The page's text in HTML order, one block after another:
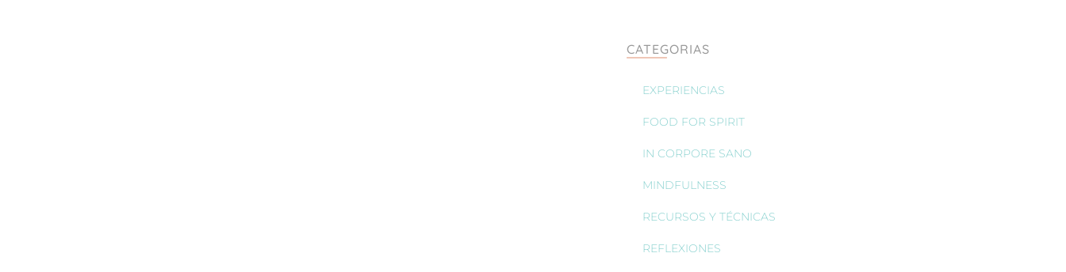
CATEGORIAS
EXPERIENCIAS
FOOD FOR SPIRIT
IN CORPORE SANO
MINDFULNESS
RECURSOS Y TÉCNICAS
REFLEXIONES